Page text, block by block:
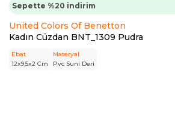
Sepette %20 indirim
United Colors Of Benetton
Kadın Cüzdan BNT_1309 Pudra
Ebat
12x9,5x2 Cm
Materyal
Pvc Suni Deri